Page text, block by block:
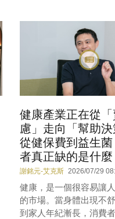
健康產業正在從「
慮」走向「幫助決
從健保費到益生
者真正缺的是什麼
謝銘元-艾克斯 2026/07/29
健康，是一個很容易讓
的市場。當身體出現不
到家人年紀漸長，消費